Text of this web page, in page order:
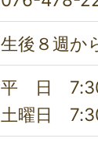
生後８週か
平 日
土曜日